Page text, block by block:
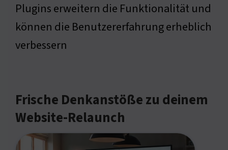
Plugins erweitern die Funktionalität und
können die Benutzererfahrung erheblich
verbessern
Frische Denkanstöße zu deinem
Website-Relaunch